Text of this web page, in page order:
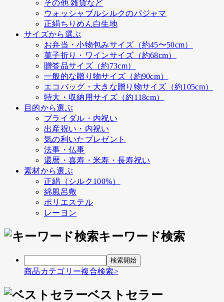
その他 雑貨など
ウォッシャブルシルクのパジャマ
正絹ちりめん白生地
サイズから選ぶ
お弁当・小物包みサイズ（約45〜50cm）
菓子折り・ワインサイズ（約68cm）
贈答品サイズ（約73cm）
一般的な贈り物サイズ（約90cm）
エコバッグ・大きな贈り物サイズ（約105cm）
特大・収納用サイズ（約118cm）
目的から選ぶ
ブライダル・内祝い
出産祝い・内祝い
気の利いたプレゼント
法事・仏事
還暦・喜寿・米寿・長寿祝い
素材から選ぶ
正絹（シルク100%）
綿風呂敷
ポリエステル
レーヨン
キーワード検索
商品カテゴリー複合検索>
ベストセラー